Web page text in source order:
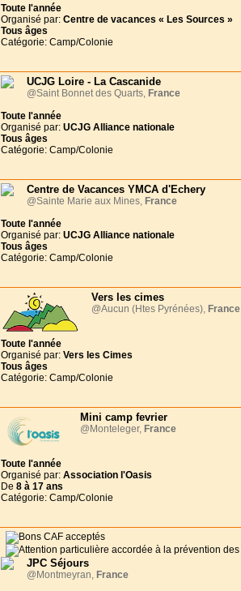
Toute l'année
Organisé par: Centre de vacances « Les Sources »
Tous âges
Catégorie: Camp/Colonie
UCJG Loire - La Cascanide
@Saint Bonnet des Quarts, France
Toute l'année
Organisé par: UCJG Alliance nationale
Tous âges
Catégorie: Camp/Colonie
Centre de Vacances YMCA d'Echery
@Sainte Marie aux Mines, France
Toute l'année
Organisé par: UCJG Alliance nationale
Tous âges
Catégorie: Camp/Colonie
Vers les cimes
@Aucun (Htes Pyrénées), France
Toute l'année
Organisé par: Vers les Cimes
Tous âges
Catégorie: Camp/Colonie
Mini camp fevrier
@Monteleger, France
Toute l'année
Organisé par: Association l'Oasis
De 8 à 17 ans
Catégorie: Camp/Colonie
JPC Séjours
@Montmeyran, France